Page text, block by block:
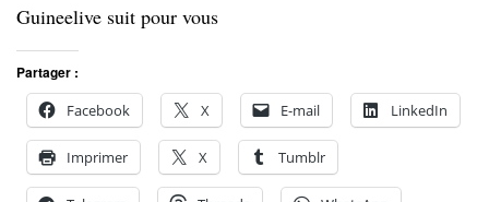
Guineelive suit pour vous
Partager :
Facebook
X E-mail LinkedIn
Imprimer X Tumblr